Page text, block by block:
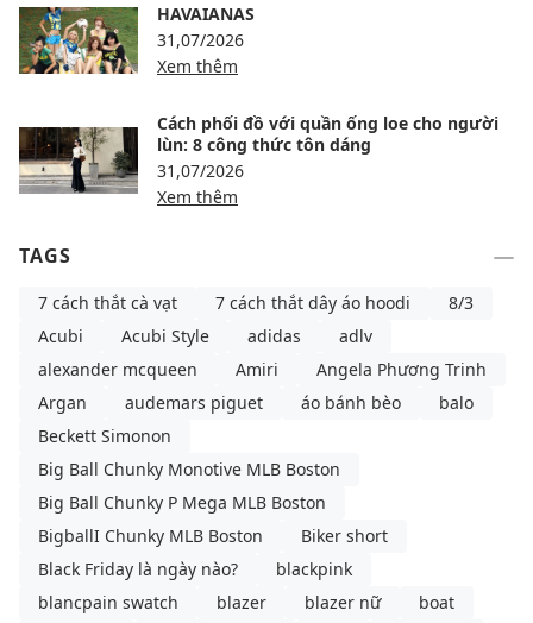
HAVAIANAS
31,07/2026
Xem thêm
Cách phối đồ với quần ống loe cho người
lùn: 8 công thức tôn dáng
31,07/2026
Xem thêm
TAGS
7 cách thắt cà vạt 7 cách thắt dây áo hoodi
8/3
Acubi
Acubi Style adidas
adlv
alexander mcqueen
Amiri
Angela Phương Trinh
Argan
audemars piguet áo bánh bèo
balo
Beckett Simonon
Big Ball Chunky Monotive MLB Boston
Big Ball Chunky P Mega MLB Boston
BigballI Chunky MLB Boston
Biker short
Black Friday là ngày nào?
blackpink
blancpain swatch
blazer blazer nữ
boat